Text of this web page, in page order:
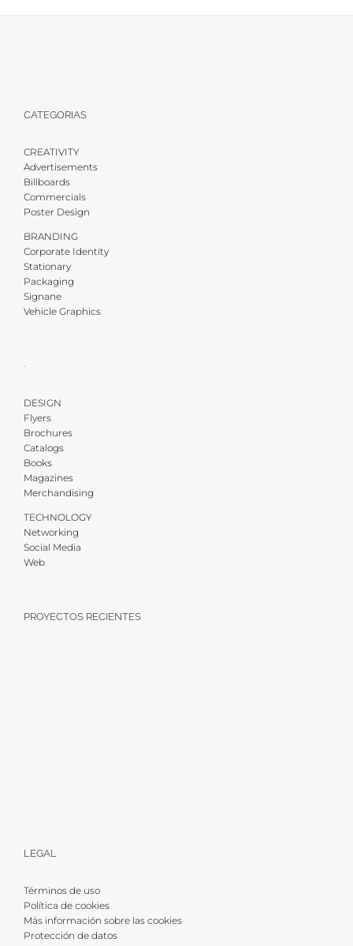
CATEGORIAS
CREATIVITY
Advertisements
Billboards
Commercials
Poster Design
BRANDING
Corporate Identity
Stationary
Packaging
Signane
Vehicle Graphics
·
DESIGN
Flyers
Brochures
Catalogs
Books
Magazines
Merchandising
TECHNOLOGY
Networking
Social Media
Web
PROYECTOS RECIENTES
LEGAL
Términos de uso
Política de cookies
Más información sobre las cookies
Protección de datos